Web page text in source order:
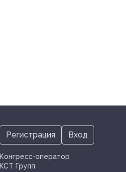
Конгресс-оператор
КСТ Групп
Регистрация Вход